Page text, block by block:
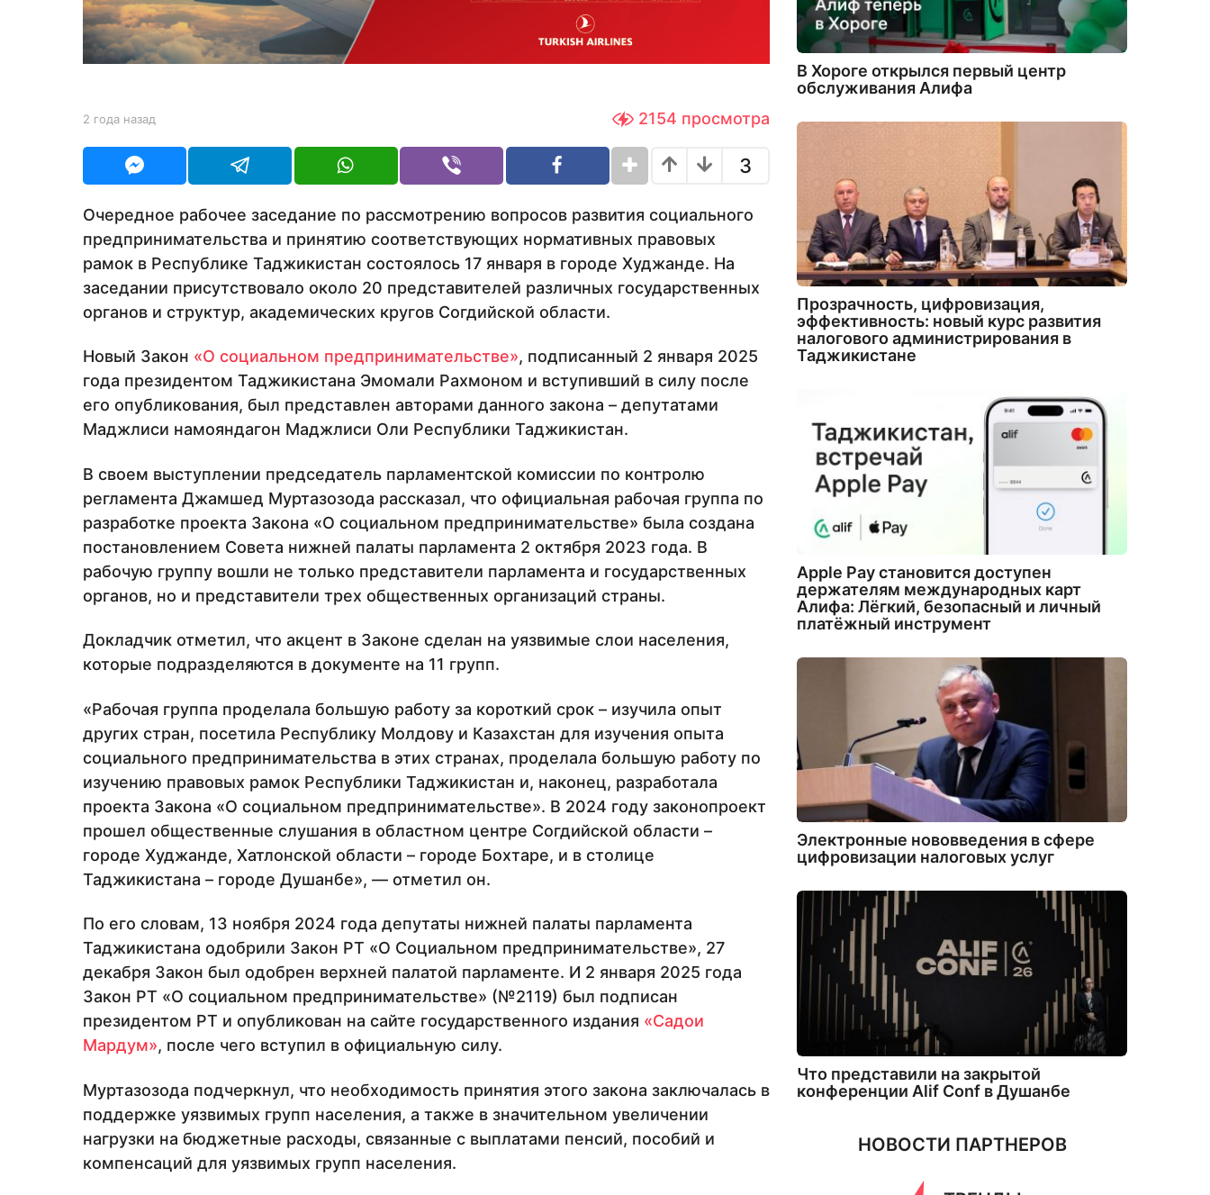
н
а
з
b
Y
U
R
2 года назад
а
а
з
а
2154 просмотра
3
Очередное рабочее заседание по рассмотрению вопросов развития социального
предпринимательства и принятию соответствующих нормативных правовых
рамок в Республике Таджикистан состоялось 17 января в городе Худжанде. На
заседании присутствовало около 20 представителей различных государственных
органов и структур, академических кругов Согдийской области.
Новый Закон «О социальном предпринимательстве», подписанный 2 января 2025
года президентом Таджикистана Эмомали Рахмоном и вступивший в силу после
его опубликования, был представлен авторами данного закона – депутатами
Маджлиси намояндагон Маджлиси Оли Республики Таджикистан.
В своем выступлении председатель парламентской комиссии по контролю
регламента Джамшед Муртазозода рассказал, что официальная рабочая группа по
разработке проекта Закона «О социальном предпринимательстве» была создана
постановлением Совета нижней палаты парламента 2 октября 2023 года. В
рабочую группу вошли не только представители парламента и государственных
органов, но и представители трех общественных организаций страны.
Докладчик отметил, что акцент в Законе сделан на уязвимые слои населения,
которые подразделяются в документе на 11 групп.
«Рабочая группа проделала большую работу за короткий срок – изучила опыт
других стран, посетила Республику Молдову и Казахстан для изучения опыта
социального предпринимательства в этих странах, проделала большую работу по
изучению правовых рамок Республики Таджикистан и, наконец, разработала
проекта Закона «О социальном предпринимательстве». В 2024 году законопроект
прошел общественные слушания в областном центре Согдийской области –
городе Худжанде, Хатлонской области – городе Бохтаре, и в столице
Таджикистана – городе Душанбе», — отметил он.
По его словам, 13 ноября 2024 года депутаты нижней палаты парламента
Таджикистана одобрили Закон РТ «О Социальном предпринимательстве», 27
декабря Закон был одобрен верхней палатой парламенте. И 2 января 2025 года
Закон РТ «О социальном предпринимательстве» (№2119) был подписан
президентом РТ и опубликован на сайте государственного издания «Садои
Мардум», после чего вступил в официальную силу.
Муртазозода подчеркнул, что необходимость принятия этого закона заключалась в
поддержке уязвимых групп населения, а также в значительном увеличении
нагрузки на бюджетные расходы, связанные с выплатами пенсий, пособий и
компенсаций для уязвимых групп населения.
В Хороге открылся первый центр
обслуживания Алифа
Прозрачность, цифровизация,
эффективность: новый курс развития
налогового администрирования в
Таджикистане
Apple Pay становится доступен
держателям международных карт
Алифа: Лёгкий, безопасный и личный
платёжный инструмент
Электронные нововведения в сфере
цифровизации налоговых услуг
Что представили на закрытой
конференции Alif Conf в Душанбе
НОВОСТИ ПАРТНЕРОВ